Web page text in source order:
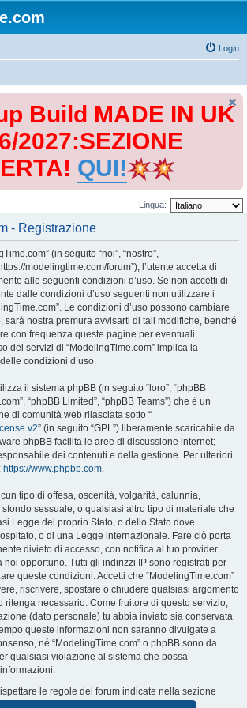
Login
Build MADE IN UK
2027:SEZIONE
QUI!
Lingua:
- Registrazione
(in seguito “noi”, “nostro”,
modelingtime.com/forum”), l’utente accetta di
alle seguenti condizioni d’uso. Se non accetti di
dalle condizioni d’uso seguenti non utilizzare i
Le condizioni d’uso possono cambiare
sarà nostra premura avvisarti di tali modifiche, benché
con frequenza queste pagine per eventuali
dei servizi di “ModelingTime.com” implica la
condizioni d’uso.
il sistema phpBB (in seguito “loro”, “phpBB
“phpBB Limited”, “phpBB Teams”) che è un
di comunità web rilasciata sotto “
v2” (in seguito “GPL”) liberamente scaricabile da
phpBB facilita le aree di discussione internet;
dei contenuti e della gestione. Per ulteriori
https://www.phpbb.com.
tipo di offesa, oscenità, volgarità, calunnia,
sessuale, o qualsiasi altro tipo di materiale che
Legge del proprio Stato, o dello Stato dove
o di una Legge internazionale. Fare ciò porta
divieto di accesso, con notifica al tuo provider
noi opportuno. Tutti gli indirizzi IP sono registrati per
queste condizioni. Accetti che “ModelingTime.com”
riscrivere, spostare o chiudere qualsiasi argomento
ritenga necessario. Come fruitore di questo servizio,
(dato personale) tu abbia inviato sia conservata
queste informazioni non saranno divulgate a
né “ModelingTime.com” o phpBB sono da
qualsiasi violazione al sistema che possa
le regole del forum indicate nella sezione